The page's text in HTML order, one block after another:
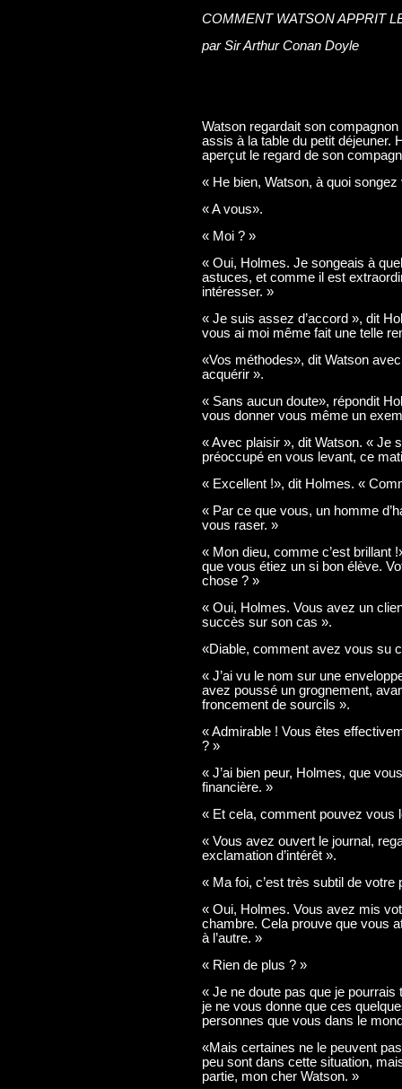
COMMENT WATSON APPRIT
par Sir Arthur Conan Doyle
Watson regardait son
assis à la table du petit déjeuner.
aperçut le regard de son
« He bien, Watson, à quoi
« A vous».
« Moi ? »
« Oui, Holmes. Je songeais à
astuces, et comme il est
intéresser. »
« Je suis assez d’accord », dit
vous ai moi même fait une telle
«Vos méthodes», dit Watson
acquérir ».
« Sans aucun doute», répondit
vous donner vous même un
« Avec plaisir », dit Watson. « Je
préoccupé en vous levant, ce
« Excellent !», dit Holmes. «
« Par ce que vous, un homme
vous raser. »
« Mon dieu, comme c’est brillant
que vous étiez un si bon élève.
chose ? »
« Oui, Holmes. Vous avez un
succès sur son cas ».
«Diable, comment avez vous su
« J’ai vu le nom sur une
avez poussé un grognement,
froncement de sourcils ».
« Admirable ! Vous êtes
? »
« J’ai bien peur, Holmes, que
financière. »
« Et cela, comment pouvez vous
« Vous avez ouvert le journal,
exclamation d’intérêt ».
« Ma foi, c’est très subtil de
« Oui, Holmes. Vous avez mis
chambre. Cela prouve que vous
à l’autre. »
« Rien de plus ? »
« Je ne doute pas que je
je ne vous donne que ces
personnes que vous dans le
«Mais certaines ne le peuvent
peu sont dans cette situation,
partie, mon cher Watson. »